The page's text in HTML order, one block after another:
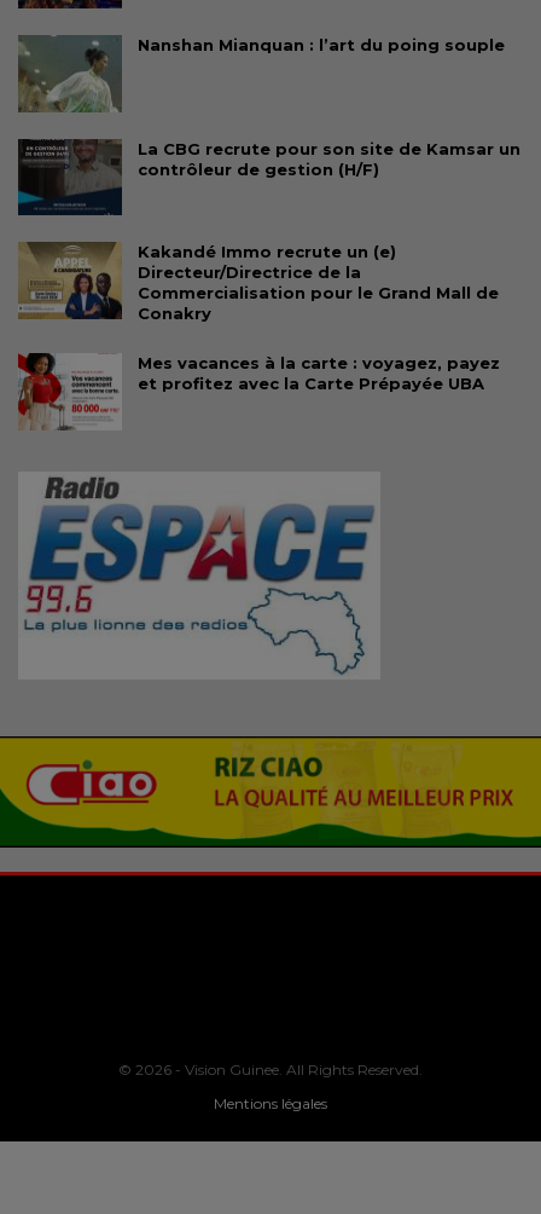
Nanshan Mianquan : l’art du poing souple
La CBG recrute pour son site de Kamsar un
contrôleur de gestion (H/F)
Kakandé Immo recrute un (e)
Directeur/Directrice de la
Commercialisation pour le Grand Mall de
Conakry
Mes vacances à la carte : voyagez, payez
et profitez avec la Carte Prépayée UBA
© 2026 - Vision Guinee. All Rights Reserved.
Mentions légales